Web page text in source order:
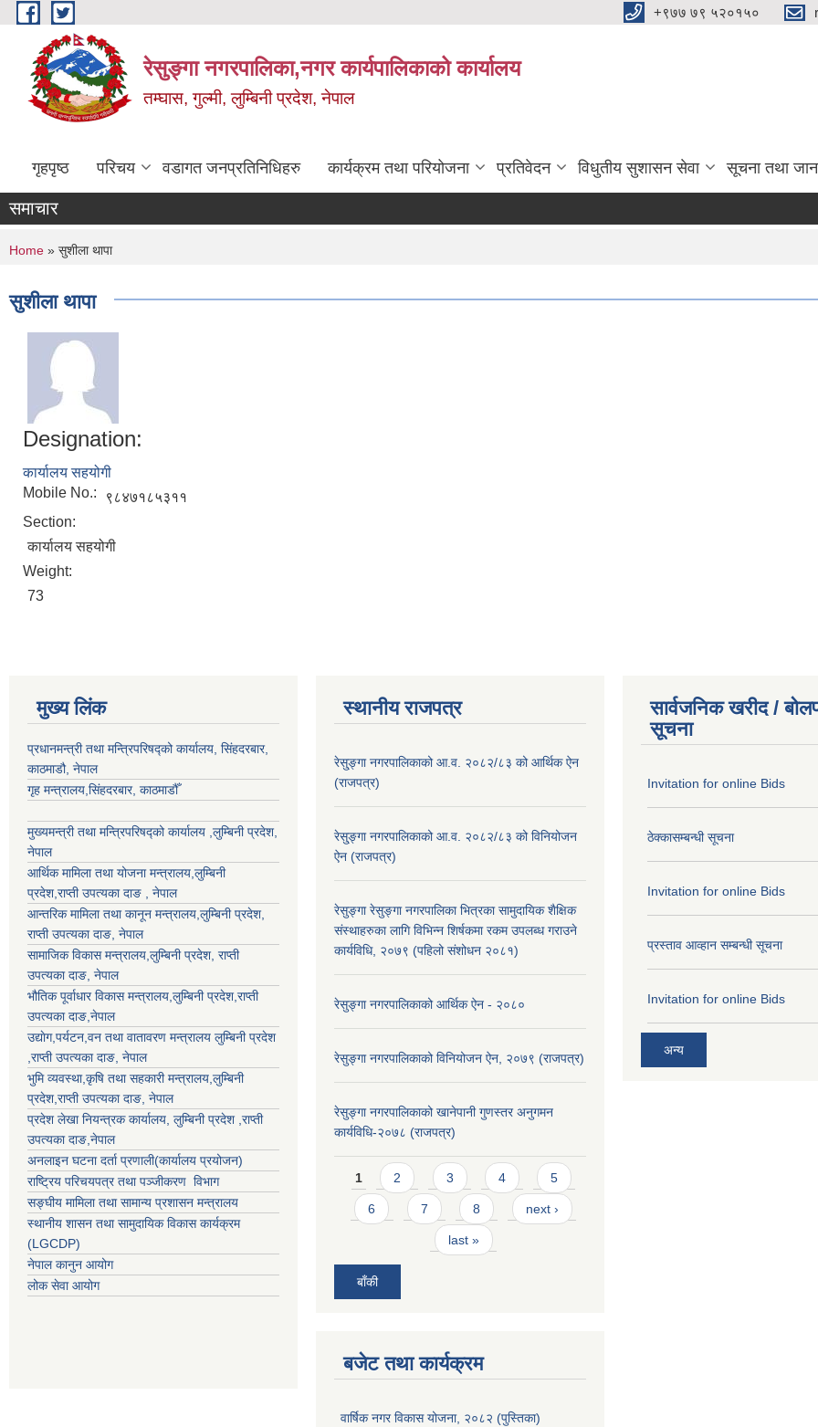
Skip to main content +९७७ ७९ ५२०१५०
रेसुङ्गा नगरपालिका,नगर कार्यपालिकाको कार्यालय
तम्घास, गुल्मी, लुम्बिनी प्रदेश, नेपाल
गृहपृष्ठ परिचय वडागत जनप्रतिनिधिहरु कार्यक्रम तथा परियोजना प्रतिवेदन विधुतीय सुशासन सेवा सूचना तथा
समाचार
You are here
Home » सुशीला थापा
सुशीला थापा
Designation:
कार्यालय सहयोगी
Mobile No.:
९८४७१८५३११
Section:
कार्यालय सहयोगी
Weight:
73
मुख्य लिंक
प्रधानमन्त्री तथा मन्त्रिपरिषद्को कार्यालय, सिंहदरबार,
काठमाडौ, नेपाल
गृह मन्त्रालय,सिंहदरबार, काठमाडौँ
मुख्यमन्त्री तथा मन्त्रिपरिषद्को कार्यालय ,लुम्बिनी प्रदेश,
नेपाल
आर्थिक मामिला तथा योजना मन्त्रालय, लुम्बिनी
प्रदेश ,राप्ती उपत्यका दाङ , नेपाल
आन्तरिक मामिला तथा कानून मन्त्रालय, लुम्बिनी प्रदेश
राप्ती उपत्यका दाङ , नेपाल
सामाजिक विकास मन्त्रालय, लुम्बिनी प्रदेश राप्ती
उपत्यका दाङ , नेपाल
भौतिक पूर्वाधार विकास मन्त्रालय, लुम्बिनी प्रदेश राप्ती
उपत्यका दाङ ,नेपाल
उद्याेग,पर्यटन,वन तथा वातावरण मन्त्रालय लुम्बिनी प्रदेश
राप्ती उपत्यका दाङ , नेपाल
भुमि व्यवस्था,कृषि तथा सहकारी मन्त्रालय, लुम्बिनी
प्रदेश राप्ती उपत्यका दाङ , नेपाल
प्रदेश लेखा नियन्त्रक कार्यालय, लुम्बिनी प्रदेश राप्ती
उपत्यका दाङ ,नेपाल
अनलाइन घटना दर्ता प्रणाली(कार्यालय प्रयोजन)
राष्ट्रिय परिचयपत्र तथा पञ्जीकरण विभाग
सङ्घीय मामिला तथा सामान्य प्रशासन मन्त्रालय
स्थानीय शासन तथा सामुदायिक विकास कार्यक्रम
(LGCDP)
नेपाल कानुन आयोग
लोक सेवा आयोग
स्थानीय राजपत्र
रेसु्ङ्गा नगरपालिकाको आ.व. २०८२/८३ को आर्थिक ऐन
(राजपत्र)
रेसु्ङ्गा नगरपालिकाको आ.व. २०८२/८३ को विनियोजन
ऐन (राजपत्र)
रेसुङ्गा रेसुङ्गा नगरपालिका भित्रका सामुदायिक शैक्षिक
संस्थाहरुका लागि विभिन्न शिर्षकमा रकम उपलब्ध गराउने
कार्यविधि, २०७९ (पहिलो संशोधन २०८१)
रेसुङ्गा नगरपालिकाको आर्थिक ऐन - २०८०
रेसुङ्गा नगरपालिकाको विनियोजन ऐन, २०७९ (राजपत्र)
रेसुङ्गा नगरपालिकाको खानेपानी गुणस्तर अनुगमन
कार्यविधि-२०७८ (राजपत्र)
Pages
1 2 3 4 5
6 7 8 next ›
last »
बाँकी
बजेट तथा कार्यक्रम
वार्षिक नगर विकास योजना, २०८२ (पुस्तिका)
सार्वजनिक खरीद /
सूचना
Invitation for online Bids
ठेक्कासम्बन्धी सूचना
Invitation for online Bids
प्रस्ताव आव्हान सम्बन्धी सूचना
Invitation for online Bids
अन्य